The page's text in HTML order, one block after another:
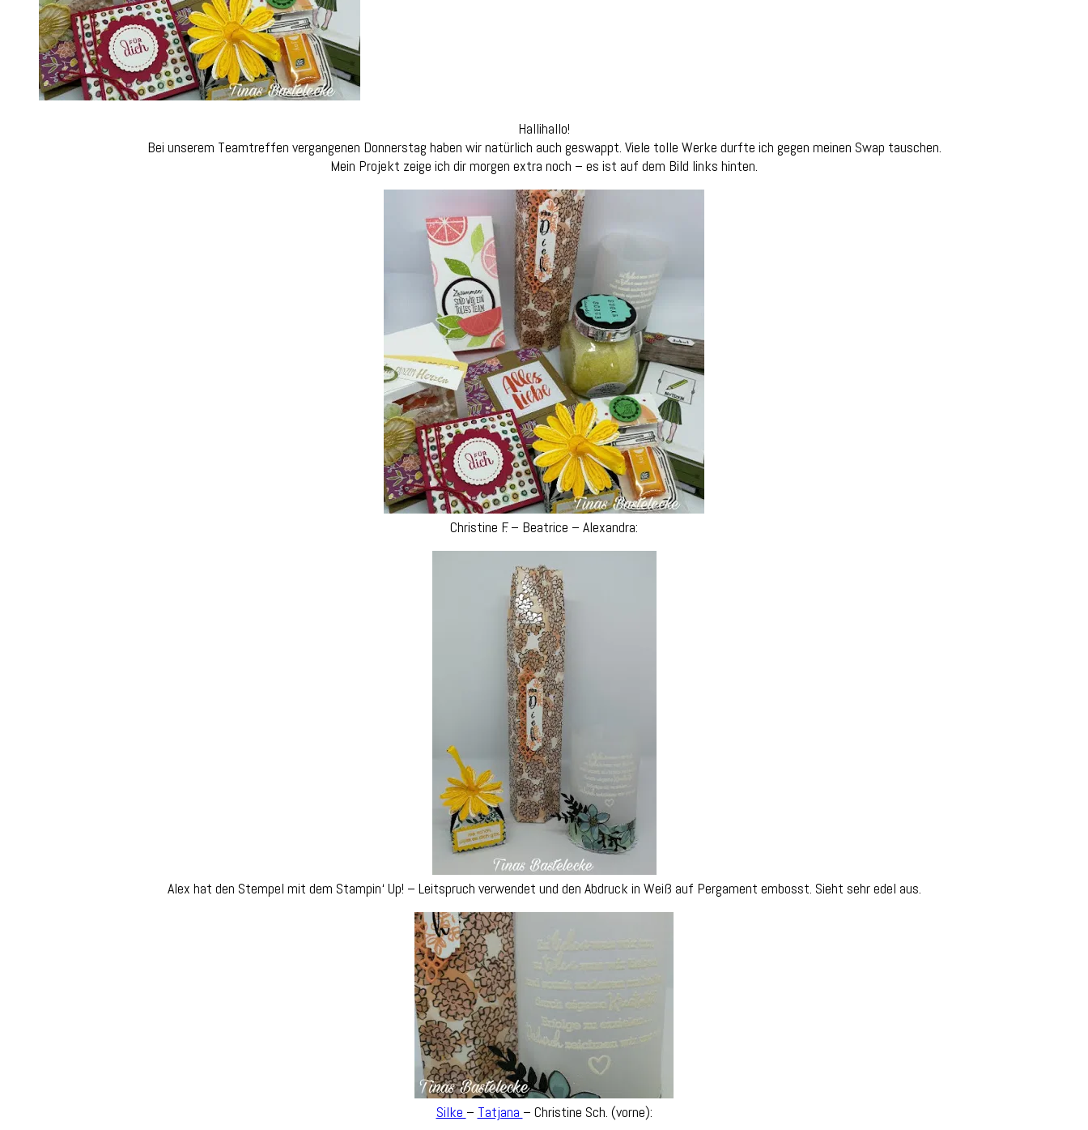
Hallihallo!
Bei unserem Teamtreffen vergangenen Donnerstag haben wir natürlich auch geswappt. Viele tolle Werke durfte ich gegen meinen Swap tauschen.
Mein Projekt zeige ich dir morgen extra noch – es ist auf dem Bild links hinten.
Christine F. – Beatrice – Alexandra:
Alex hat den Stempel mit dem Stampin‘ Up! – Leitspruch verwendet und den Abdruck in Weiß auf Pergament embosst. Sieht sehr edel aus.
Silke – Tatjana – Christine Sch. (vorne):